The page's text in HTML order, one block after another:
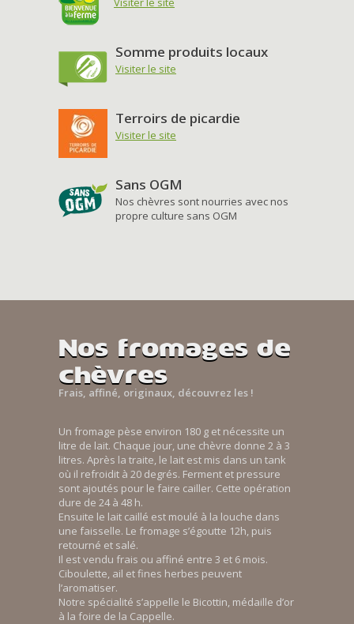
Somme produits locaux
Visiter le site
Terroirs de picardie
Visiter le site
Sans OGM
Nos chèvres sont nourries avec nos
propre culture sans OGM
Nos fromages de
chèvres
Frais, affiné, originaux, découvrez les !
Un fromage pèse environ 180 g et nécessite un
litre de lait. Chaque jour, une chèvre donne 2 à 3
litres. Après la traite, le lait est mis dans un tank
où il refroidit à 20 degrés. Ferment et pressure
sont ajoutés pour le faire cailler. Cette opération
dure de 24 à 48 h.
Ensuite le lait caillé est moulé à la louche dans
une faisselle. Le fromage s’égoutte 12h, puis
retourné et salé.
Il est vendu frais ou affiné entre 3 et 6 mois.
Ciboulette, ail et fines herbes peuvent
l’aromatiser.
Notre spécialité s’appelle le Bicottin, médaille d’or
à la foire de la Cappelle.